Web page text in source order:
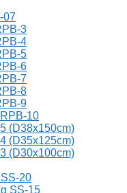
07
3
4
5
6
7
8
9
10
(D38x150cm)
(D35x125cm)
(D30x100cm)
20
SS-15